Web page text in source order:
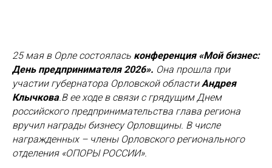
25 мая в Орле состоялась конференция «Мой бизнес:
День предпринимателя 2026». Она прошла при
участии губернатора Орловской областиАндрея
Клычкова.В ее ходе в связи с грядущим Днем
российского предпринимательства глава региона
вручил награды бизнесу Орловщины. В числе
награжденных – члены Орловского регионального
отделения «ОПОРЫ РОССИИ».